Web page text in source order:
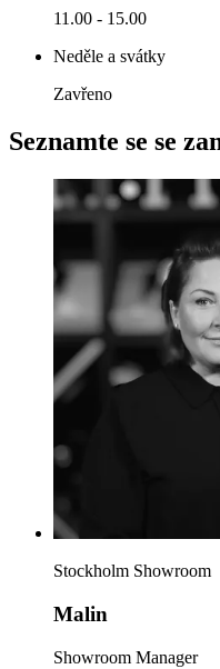
11.00 - 15.00
Neděle a svátky
Zavřeno
Seznamte se se
Stockholm Showroom
Malin
Showroom Manager